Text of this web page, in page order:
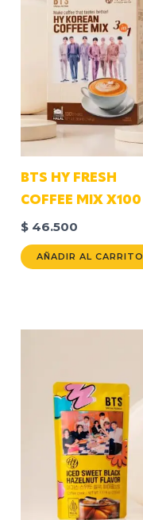
BTS HY FRESH
COFFEE MIX X100
$ 46.500
AÑADIR AL CARRITO